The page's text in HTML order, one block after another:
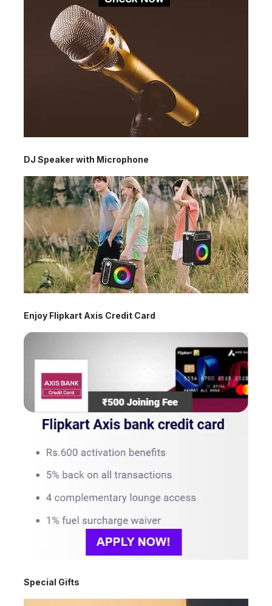
DJ Speaker with Microphone
Enjoy Flipkart Axis Credit Card
Special Gifts